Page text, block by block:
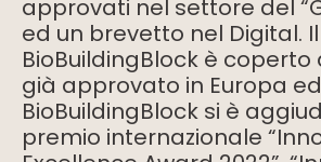
approvati nel settore del
ed un brevetto nel Digital.
BioBuildingBlock è
già approvato in Europa ed
BioBuildingBlock si è
premio internazionale